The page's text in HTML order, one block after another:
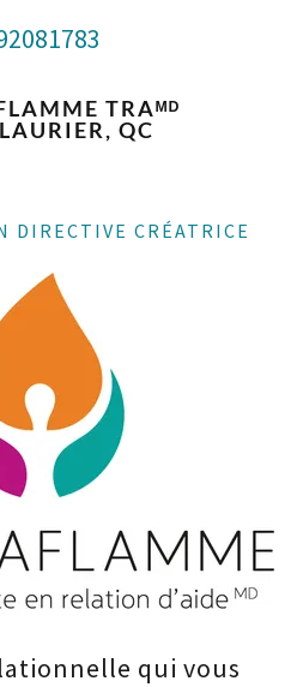
TRAᴹᴰ
QC
DIRECTIVE CRÉATRICE
qui vous